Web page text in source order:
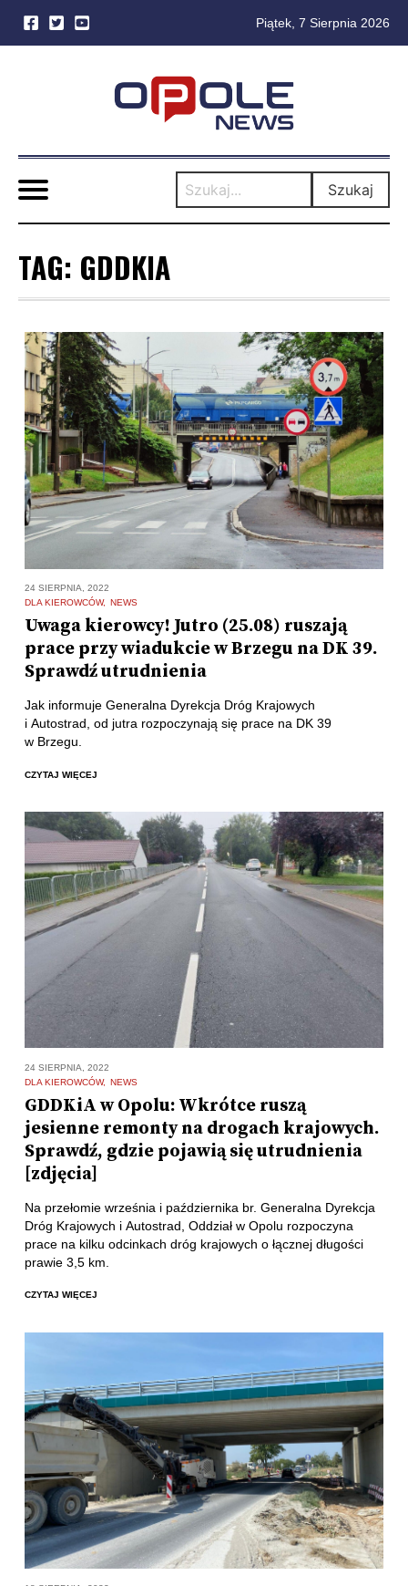
Piątek, 7 Sierpnia 2026
Szukaj
TAG: GDDKIA
24 SIERPNIA, 2022
DLA KIEROWCÓW
NEWS
Uwaga kierowcy! Jutro (25.08) ruszają
prace przy wiadukcie w Brzegu na DK 39.
Sprawdź utrudnienia
Jak informuje Generalna Dyrekcja Dróg Krajowych
i Autostrad, od jutra rozpoczynają się prace na DK 39
w Brzegu.
CZYTAJ WIĘCEJ
24 SIERPNIA, 2022
DLA KIEROWCÓW
NEWS
GDDKiA w Opolu: Wkrótce ruszą
jesienne remonty na drogach krajowych.
Sprawdź, gdzie pojawią się utrudnienia
[zdjęcia]
Na przełomie września i października br. Generalna Dyrekcja
Dróg Krajowych i Autostrad, Oddział w Opolu rozpoczyna
prace na kilku odcinkach dróg krajowych o łącznej długości
prawie 3,5 km.
CZYTAJ WIĘCEJ